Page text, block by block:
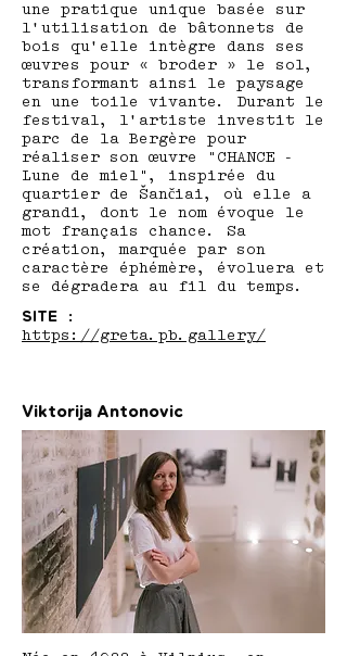
une pratique unique basée sur
l’utilisation de bâtonnets de
bois qu’elle intègre dans ses
œuvres pour « broder » le sol,
transformant ainsi le paysage
en une toile vivante. Durant le
festival, l’artiste investit le
parc de la Bergère pour
réaliser son œuvre "CHANCE -
Lune de miel", inspirée du
quartier de Šančiai, où elle a
grandi, dont le nom évoque le
mot français chance. Sa
création, marquée par son
caractère éphémère, évoluera et
se dégradera au fil du temps.
SITE :
https://greta.pb.gallery/
Viktorija Antonovic